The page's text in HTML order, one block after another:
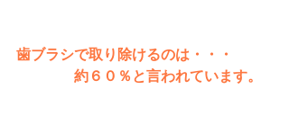
歯ブラシで取り除けるのは・・・
約６０％と言われています。